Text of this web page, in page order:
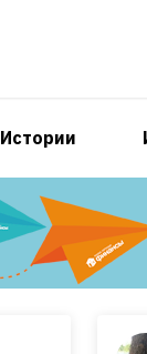
Истории